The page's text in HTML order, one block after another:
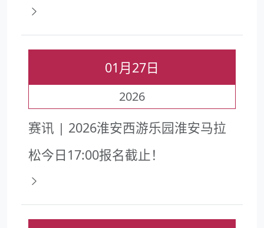
01月27日
2026
赛讯 | 2026淮安西游乐园淮安马拉
松今日17:00报名截止！